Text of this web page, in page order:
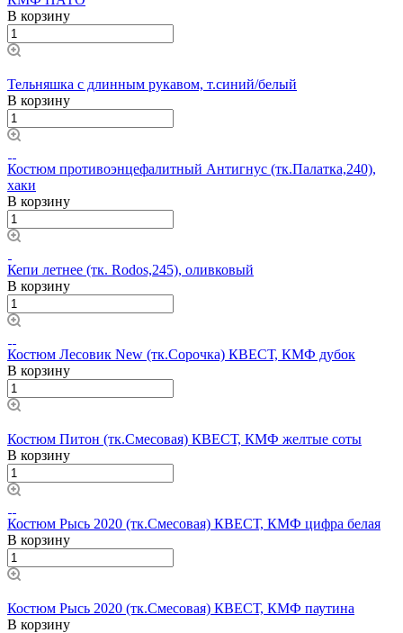
В корзину
Тельняшка с длинным рукавом, т.синий/белый
В корзину
Костюм противоэнцефалитный Антигнус (тк.Палатка,240),
хаки
В корзину
Кепи летнее (тк. Rodos,245), оливковый
В корзину
Костюм Лесовик New (тк.Сорочка) КВЕСТ, КМФ дубок
В корзину
Костюм Питон (тк.Смесовая) КВЕСТ, КМФ желтые соты
В корзину
Костюм Рысь 2020 (тк.Смесовая) КВЕСТ, КМФ цифра белая
В корзину
Костюм Рысь 2020 (тк.Смесовая) КВЕСТ, КМФ паутина
В корзину